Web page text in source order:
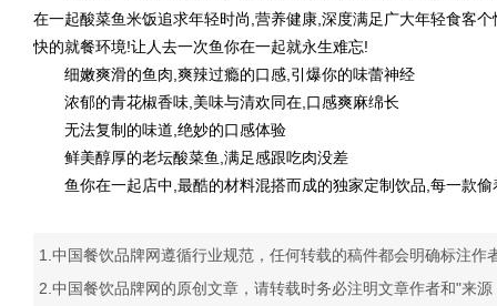
在一起酸菜鱼米饭追求年轻时尚,营养健康,深度满足广大年轻食客
快的就餐环境!让人去一次鱼你在一起就永生难忘!
细嫩爽滑的鱼肉,爽辣过瘾的口感,引爆你的味蕾神经
浓郁的青花椒香味,美味与清欢同在,口感爽麻绵长
无法复制的味道,绝妙的口感体验
鲜美醇厚的老坛酸菜鱼,满足感跟吃肉没差
鱼你在一起店中,最酷的材料混搭而成的独家定制饮品,每一款偷
1.中国餐饮品牌网遵循行业规范，任何转载的稿件都会明确标注作
2.中国餐饮品牌网的原创文章，请转载时务必注明文章作者和"来